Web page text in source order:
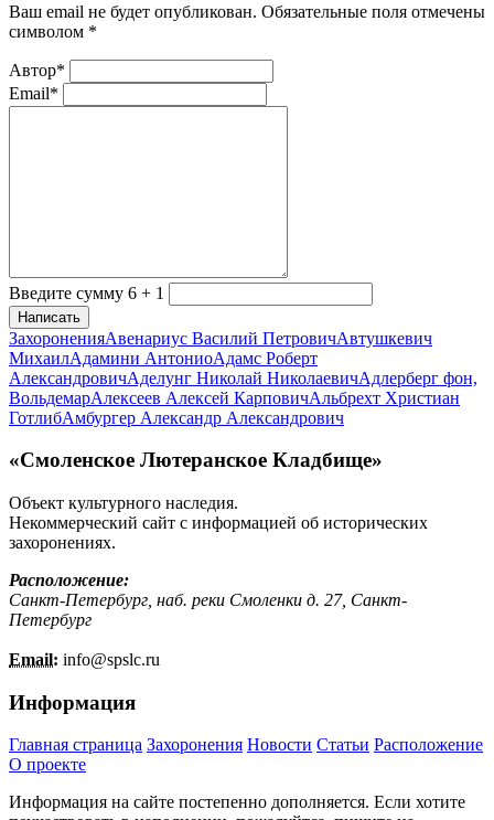
Ваш email не будет опубликован. Обязательные поля отмечены
символом *
Автор*
Email*
Введите сумму 6 + 1
Написать
ЗахороненияАвенариус Василий ПетровичАвтушкевич
МихаилАдамини АнтониоАдамс Роберт
АлександровичАделунг Николай НиколаевичАдлерберг фон,
ВольдемарАлексеев Алексей КарповичАльбрехт Христиан
ГотлибАмбургер Александр Александрович
«Смоленское Лютеранское Кладбище»
Объект культурного наследия.
Некоммерческий сайт с информацией об исторических
захоронениях.
Расположение:
Санкт-Петербург, наб. реки Смоленки д. 27, Санкт-
Петербург
Email: info@spslc.ru
Информация
Главная страница Захоронения Новости Статьи Расположение
О проекте
Информация на сайте постепенно дополняется. Если хотите